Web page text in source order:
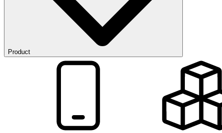
Product